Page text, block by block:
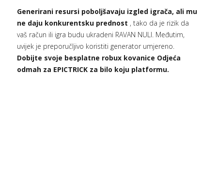
Generirani resursi poboljšavaju izgled igrača, ali mu
ne daju konkurentsku prednost , tako da je rizik da
vaš račun ili igra budu ukradeni RAVAN NULI. Međutim,
uvijek je preporučljivo koristiti generator umjereno.
Dobijte svoje besplatne robux kovanice Odjeća
odmah za EPICTRICK za bilo koju platformu.